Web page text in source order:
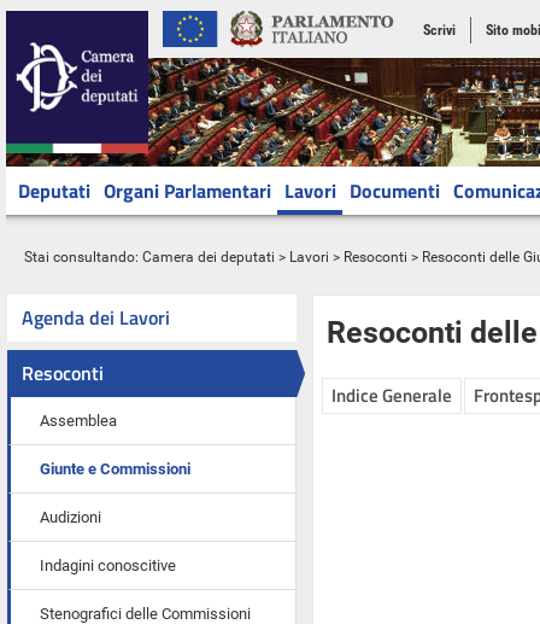
Scrivi Sito
Deputati Organi Parlamentari Lavori Documenti
Stai consultando: Camera dei deputati > Lavori > Resoconti > Resoconti delle
Agenda dei Lavori
Resoconti
Assemblea
Giunte e Commissioni
Audizioni
Indagini conoscitive
Stenografici delle Commissioni
Resoconti
Indice Generale